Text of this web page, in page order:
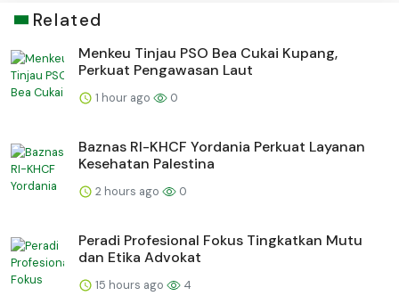
Related
Menkeu Tinjau PSO Bea Cukai Kupang,
Perkuat Pengawasan Laut
1 hour ago 0
Baznas RI-KHCF Yordania Perkuat Layanan
Kesehatan Palestina
2 hours ago 0
Peradi Profesional Fokus Tingkatkan Mutu
dan Etika Advokat
15 hours ago 4